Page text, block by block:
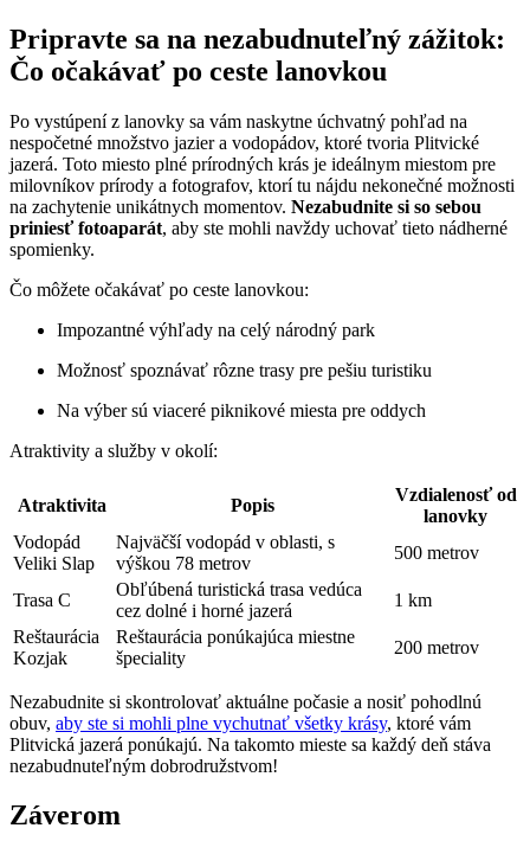
Pripravte sa na nezabudnuteľný zážitok:
Čo očakávať po ceste lanovkou
Po vystúpení z lanovky sa vám naskytne úchvatný pohľad na
nespočetné množstvo jazier a vodopádov, ktoré tvoria Plitvické
jazerá. Toto miesto plné prírodných krás je ideálnym miestom pre
milovníkov prírody a fotografov, ktorí tu nájdu nekonečné možnosti
na zachytenie unikátnych momentov. Nezabudnite si so sebou
priniesť fotoaparát, aby ste mohli navždy uchovať tieto nádherné
spomienky.
Čo môžete očakávať po ceste lanovkou:
Impozantné výhľady na celý národný park
Možnosť spoznávať rôzne trasy pre pešiu turistiku
Na výber sú viaceré piknikové miesta pre oddych
Atraktivity a služby v okolí:
Atraktivita Popis
Vzdialenosť od
lanovky
Vodopád
Veliki Slap
Najväčší vodopád v oblasti, s
výškou 78 metrov
500 metrov
Trasa C
Obľúbená turistická trasa vedúca
cez dolné i horné jazerá
1 km
Reštaurácia
Kozjak
Reštaurácia ponúkajúca miestne
špeciality
200 metrov
Nezabudnite si skontrolovať aktuálne počasie a nosiť pohodlnú
obuv, aby ste si mohli plne vychutnať všetky krásy, ktoré vám
Plitvická jazerá ponúkajú. Na takomto mieste sa každý deň stáva
nezabudnuteľným dobrodružstvom!
Záverom